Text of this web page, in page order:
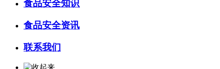
食品安全知识
食品安全资讯
联系我们